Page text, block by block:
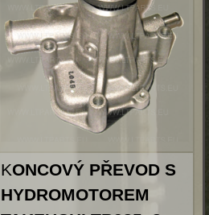
KONCOVÝ PŘEVOD S
HYDROMOTOREM